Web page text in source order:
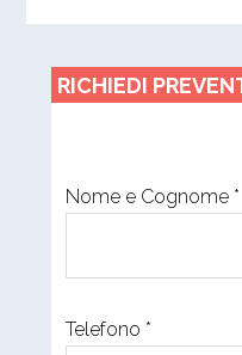
RICHIEDI
Nome e Cognome *
Telefono *